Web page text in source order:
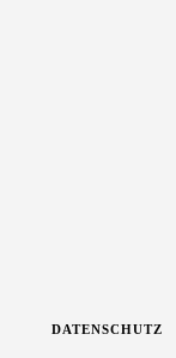
DATENSCHUTZ